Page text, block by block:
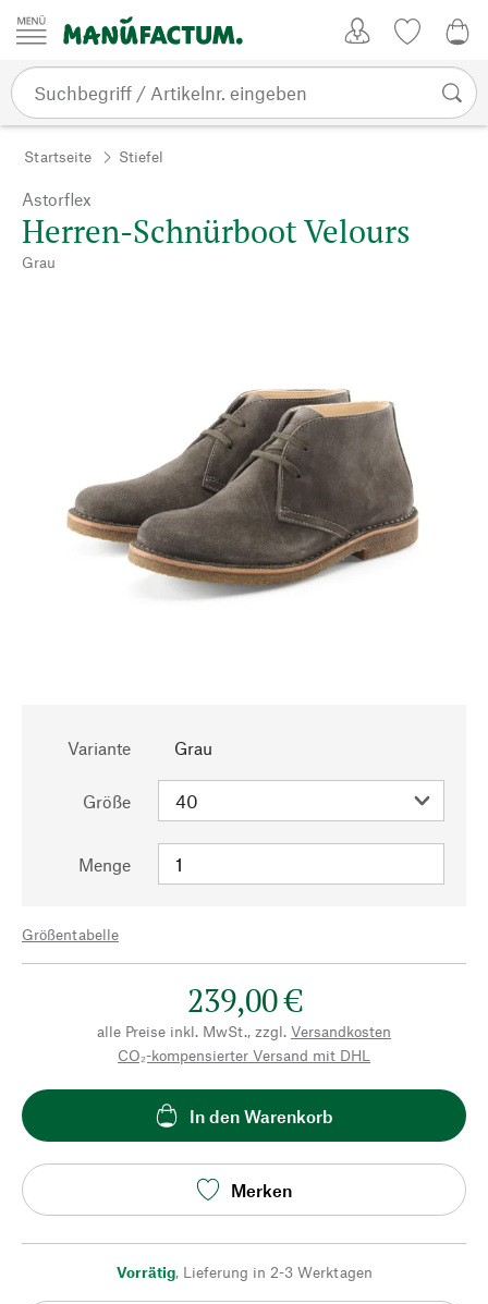
Zum Inhalt springen
Startseite Stiefel
Astorflex
Herren-Schnürboot Velours
Grau
Variante Grau
Größe
Menge
Größentabelle
239,00 €
alle Preise inkl. MwSt., zzgl. Versandkosten
CO₂-kompensierter Versand mit DHL
In den Warenkorb
Merken
Vorrätig, Lieferung in 2-3 Werktagen